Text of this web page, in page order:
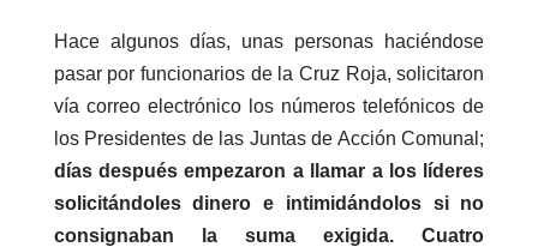
Hace algunos días, unas personas haciéndose
pasar por funcionarios de la Cruz Roja, solicitaron
vía correo electrónico los números telefónicos de
los Presidentes de las Juntas de Acción Comunal;
días después empezaron a llamar a los líderes
solicitándoles dinero e intimidándolos si no
consignaban la suma exigida. Cuatro